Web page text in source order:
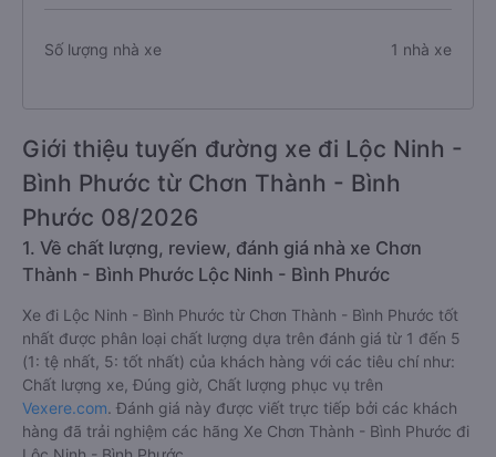
Số lượng nhà xe 1 nhà xe
Giới thiệu tuyến đường xe đi Lộc Ninh -
Bình Phước từ Chơn Thành - Bình
Phước 08/2026
1. Về chất lượng, review, đánh giá nhà xe Chơn
Thành - Bình Phước Lộc Ninh - Bình Phước
Xe đi Lộc Ninh - Bình Phước từ Chơn Thành - Bình Phước tốt
nhất được phân loại chất lượng dựa trên đánh giá từ 1 đến 5
(1: tệ nhất, 5: tốt nhất) của khách hàng với các tiêu chí như:
Chất lượng xe, Đúng giờ, Chất lượng phục vụ trên
Vexere.com. Đánh giá này được viết trực tiếp bởi các khách
hàng đã trải nghiệm các hãng Xe Chơn Thành - Bình Phước đi